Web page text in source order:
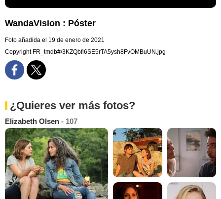
WandaVision : Póster
Foto añadida el 19 de enero de 2021
Copyright FR_tmdb#/3KZQbfi6SE5rTA5ysh8FvOMBuUN.jpg
¿Quieres ver más fotos?
Elizabeth Olsen - 107